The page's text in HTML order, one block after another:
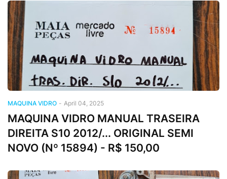
MAQUINA VIDRO - April 04, 2025
MAQUINA VIDRO MANUAL TRASEIRA
DIREITA S10 2012/... ORIGINAL SEMI
NOVO (Nº 15894) - R$ 150,00